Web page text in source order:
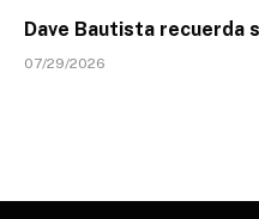
Dave Bautista recuerda
07/29/2026